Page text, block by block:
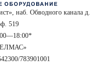
наб. Обводного канала д.
519
783901001